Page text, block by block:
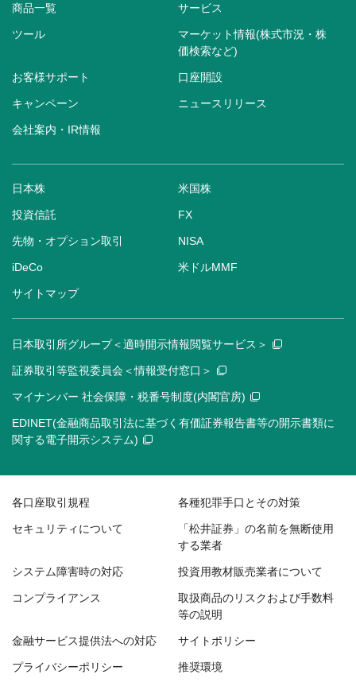
商品一覧 サービス
ツール
マーケット情報(株式市況・株
価検索など)
お客様サポート 口座開設
キャンペーン ニュースリリース
会社案内・IR情報
日本株 米国株
投資信託 FX
先物・オプション取引 NISA
iDeCo 米ドルMMF
サイトマップ
日本取引所グループ＜適時開示情報閲覧サービス＞
証券取引等監視委員会＜情報受付窓口＞
マイナンバー 社会保障・税番号制度(内閣官房)
EDINET(金融商品取引法に基づく有価証券報告書等の開示書類に
関する電子開示システム)
各口座取引規程 各種犯罪手口とその対策
セキュリティについて
「松井証券」の名前を無断使用
する業者
システム障害時の対応 投資用教材販売業者について
コンプライアンス
取扱商品のリスクおよび手数料
等の説明
金融サービス提供法への対応 サイトポリシー
プライバシーポリシー 推奨環境